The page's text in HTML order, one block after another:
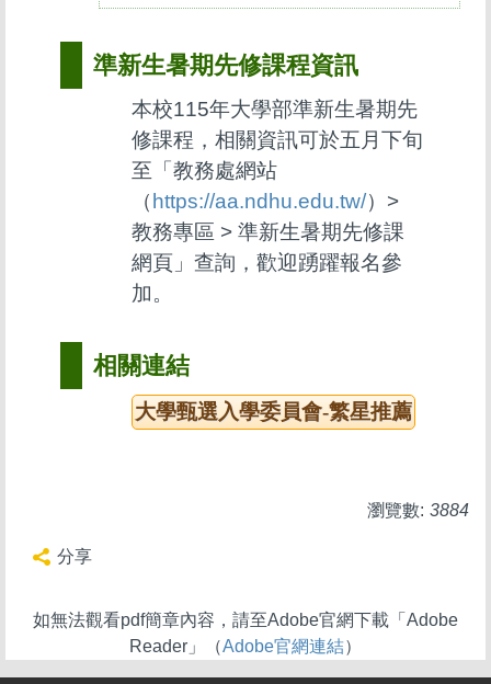
準新生暑期先修課程資訊
本校115年大學部準新生暑期先
修課程，相關資訊可於五月下旬
至「教務處網站
（https://aa.ndhu.edu.tw/）>
教務專區 > 準新生暑期先修課
網頁」查詢，歡迎踴躍報名參
加。
相關連結
大學甄選入學委員會-繁星推薦
瀏覽數: 3884
分享
如無法觀看pdf簡章內容，請至Adobe官網下載「Adobe
Reader」（Adobe官網連結）